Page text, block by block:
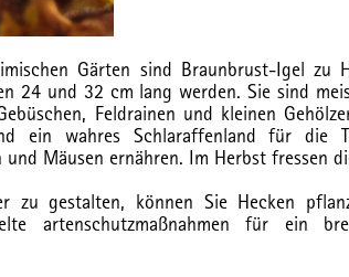
Gärten sind Braunbrust-Igel zu
24 und 32 cm lang werden. Sie sind
Feldrainen und kleinen
ein wahres Schlaraffenland für die
Mäusen ernähren. Im Herbst fressen
zu gestalten, können Sie Hecken
artenschutzmaßnahmen für ein